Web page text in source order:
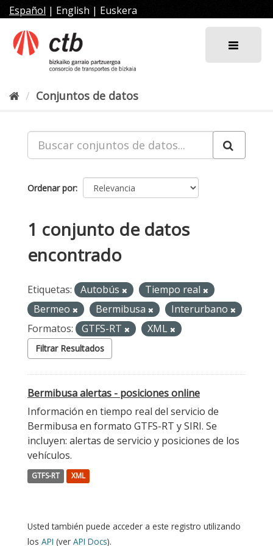
al
contenido
Español | English | Euskera
Conjuntos de datos
Ordenar por
1 conjunto de datos
encontrado
Etiquetas: Autobús
Tiempo real
Bermeo
Bermibusa
Interurbano
Formatos:
GTFS-RT XML
Filtrar Resultados
Bermibusa alertas - posiciones online
Información en tiempo real del servicio de
Bermibusa en formato GTFS-RT y SIRI. Se
incluyen: alertas de servicio y posiciones de los
vehículos.
GTFS-RT XML
Usted también puede acceder a este registro utilizando
los API (ver API Docs).